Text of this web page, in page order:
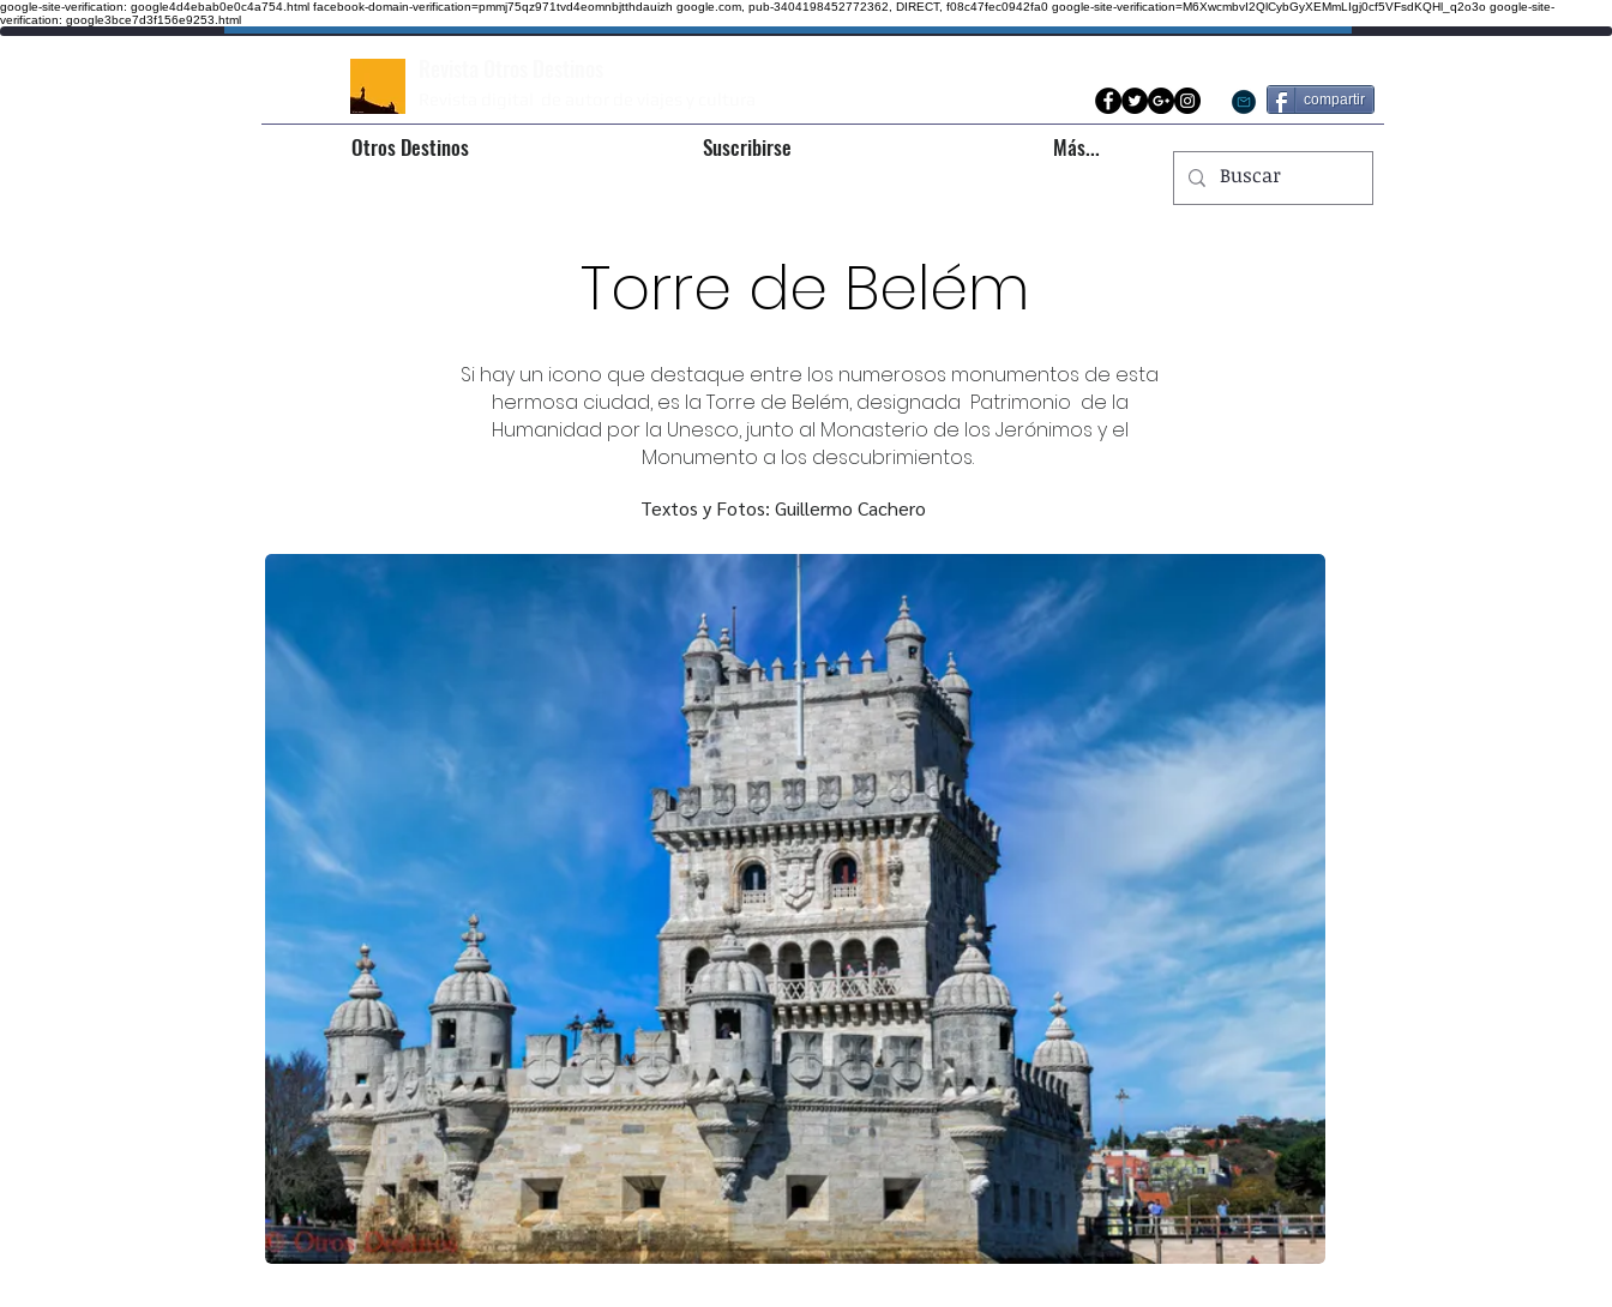
google-site-verification: google4d4ebab0e0c4a754.html facebook-domain-verification=pmmj75qz971tvd4eomnbjtthdauizh google.com, pub-3404198452772362, DIRECT, f08c47fec0942fa0 google-site-verification=M6XwcmbvI2QlCybGyXEMmLIgj0cf5VFsdKQHl_q2o3o google-site-
verification: google3bce7d3f156e9253.html
compartir
Otros Destinos Suscribirse Más...
Torre de Belém
Si hay un icono que destaque entre los numerosos monumentos de esta
hermosa ciudad, es la Torre de Belém, designada Patrimonio de la
Humanidad por la Unesco, junto al Monasterio de los Jerónimos y el
Monumento a los descubrimientos.
Textos y Fotos: Guillermo Cachero